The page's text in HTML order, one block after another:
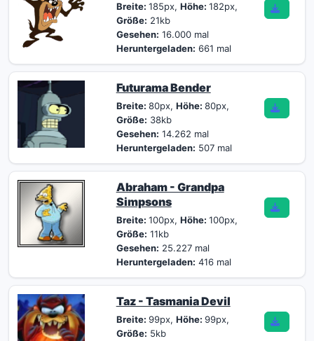
Breite: 185px, Höhe: 182px,
Größe: 21kb
Gesehen: 16.000 mal
Heruntergeladen: 661 mal
Futurama Bender
Breite: 80px, Höhe: 80px,
Größe: 38kb
Gesehen: 14.262 mal
Heruntergeladen: 507 mal
Abraham - Grandpa
Simpsons
Breite: 100px, Höhe: 100px,
Größe: 11kb
Gesehen: 25.227 mal
Heruntergeladen: 416 mal
Taz - Tasmania Devil
Breite: 99px, Höhe: 99px,
Größe: 5kb